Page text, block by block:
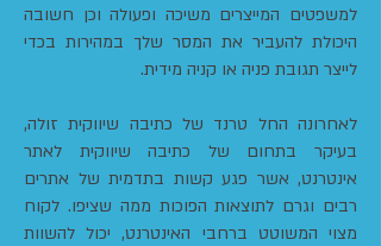
למשפטים המייצרים משיכה ופעולה וכן חשובה
היכולת להעביר את המסר שלך במהירות בכדי
לייצר תגובת פניה או קניה מידית.
לאחרונה החל טרנד של כתיבה שיווקית זולה,
בעיקר בתחום של כתיבה שיווקית לאתר
אינטרנט, אשר פגע קשות בתדמית של אתרים
רבים וגרם לתוצאות הפוכות ממה שציפו. לקוח
מצוי המשוטט ברחבי האינטרנט, יכול להשוות